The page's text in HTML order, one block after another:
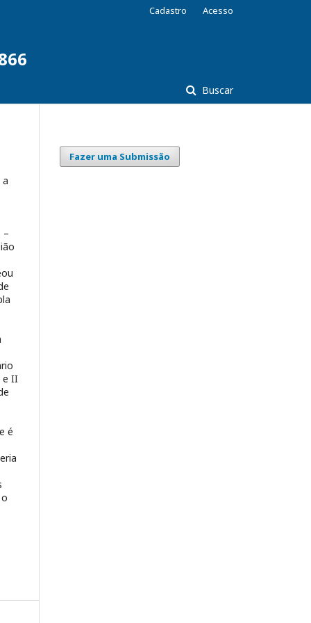
Buscar
Cadastro Acesso
–
e II
é
Fazer uma Submissão